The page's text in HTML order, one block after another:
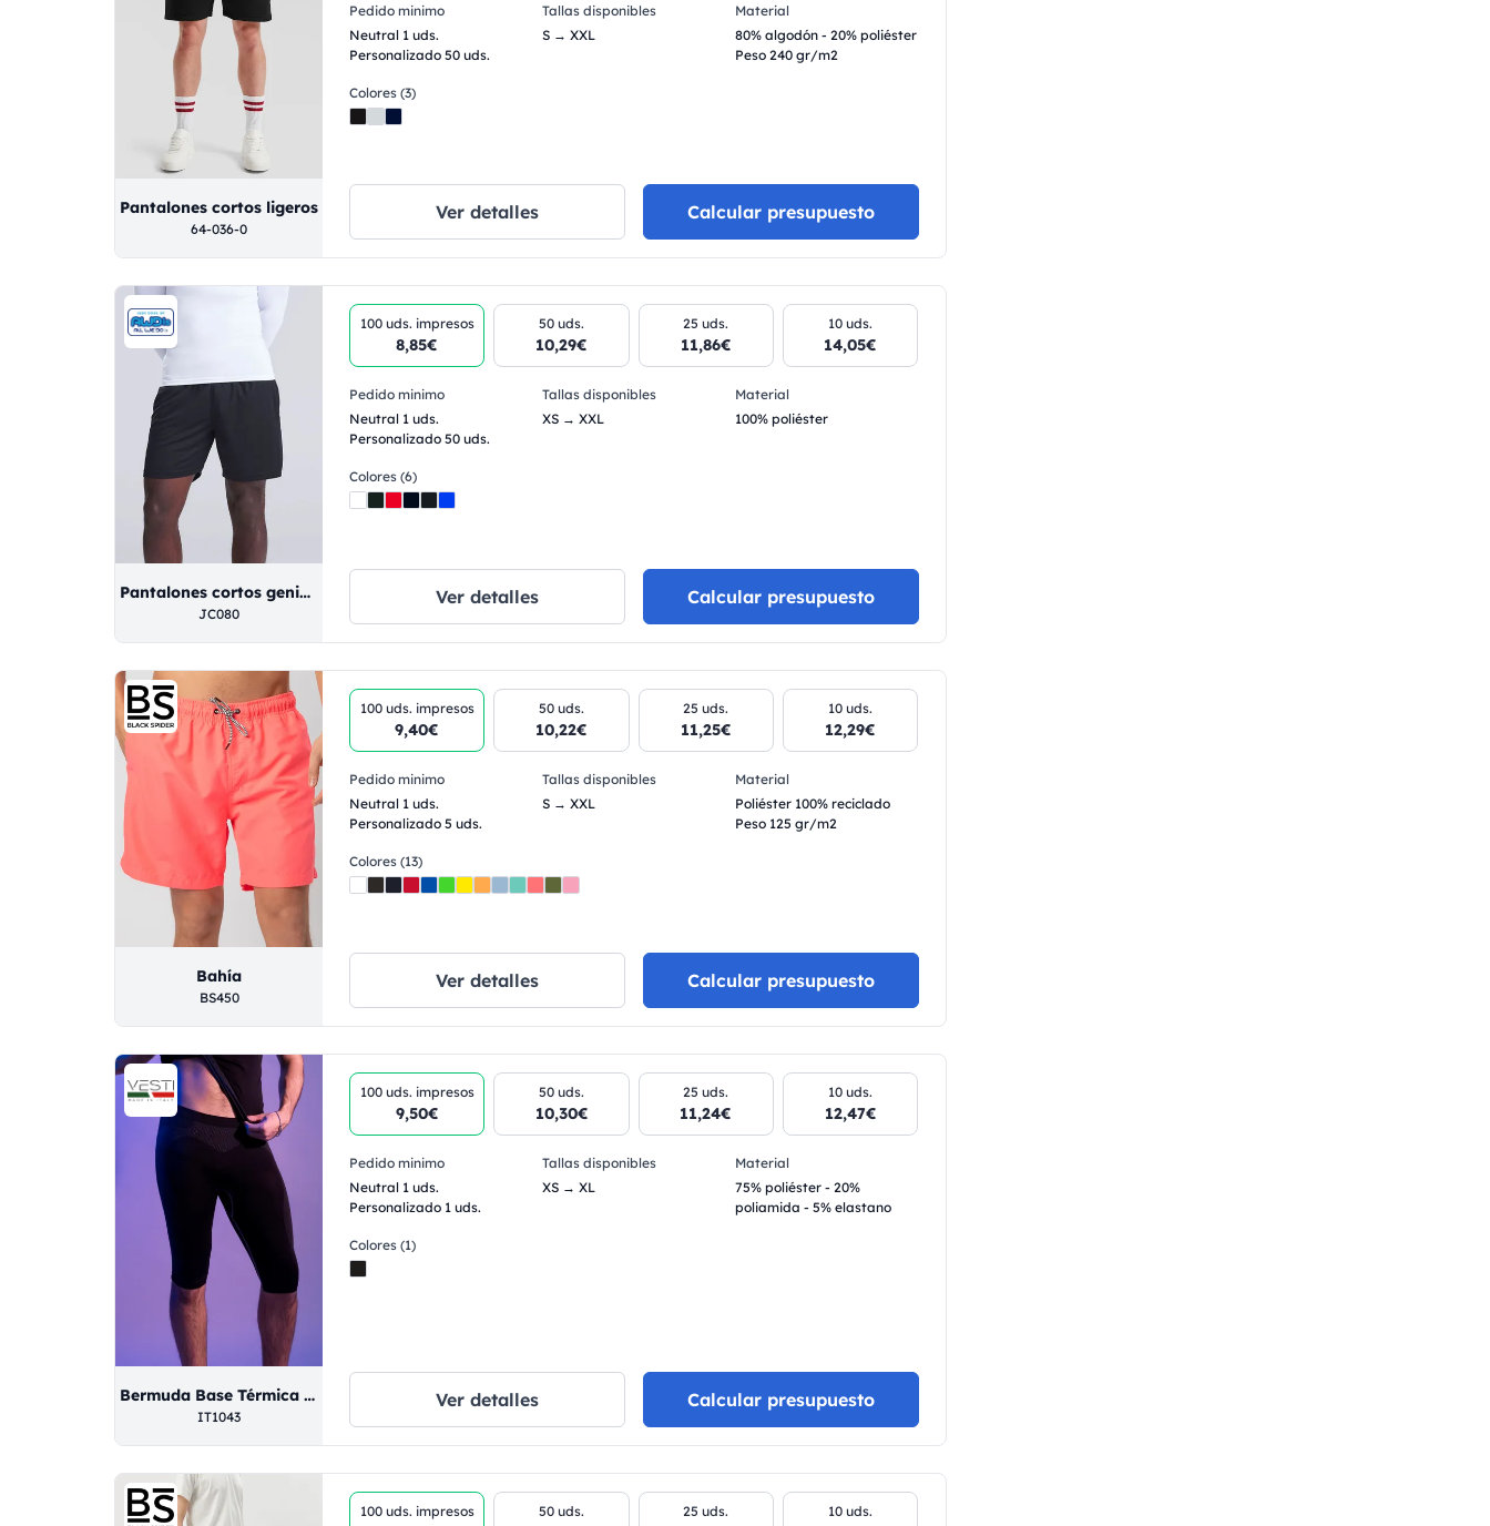
Pantalones cortos ligeros
64-036-0
Pedido minimo
Neutral 1 uds.
Personalizado 50 uds.
Tallas disponibles
S → XXL
Material
80% algodón - 20% poliéster
Peso 240 gr/m2
Colores (3)
Ver detalles Calcular presupuesto
Pantalones cortos geniales
JC080
100 uds. impresos
8,85€
50 uds.
10,29€
25 uds.
11,86€
10 uds.
14,05€
Pedido minimo
Neutral 1 uds.
Personalizado 50 uds.
Tallas disponibles
XS → XXL
Material
100% poliéster
Colores (6)
Ver detalles Calcular presupuesto
Bahía
BS450
100 uds. impresos
9,40€
50 uds.
10,22€
25 uds.
11,25€
10 uds.
12,29€
Pedido minimo
Neutral 1 uds.
Personalizado 5 uds.
Tallas disponibles
S → XXL
Material
Poliéster 100% reciclado
Peso 125 gr/m2
Colores (13)
Ver detalles Calcular presupuesto
Bermuda Base Térmica Unisex 85/5/10% Pol/Pam/Ela Dark Shadow/Greggio XS/S
IT1043
100 uds. impresos
9,50€
50 uds.
10,30€
25 uds.
11,24€
10 uds.
12,47€
Pedido minimo
Neutral 1 uds.
Personalizado 1 uds.
Tallas disponibles
XS → XL
Material
75% poliéster - 20%
poliamida - 5% elastano
Colores (1)
Ver detalles Calcular presupuesto
100 uds. impresos 50 uds. 25 uds. 10 uds.